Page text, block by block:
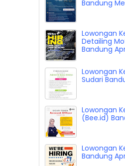
Bandung
Lowongan
Detailing
Bandung
Lowongan
Sudari
Lowongan
(Bee.id)
Lowongan
Bandung